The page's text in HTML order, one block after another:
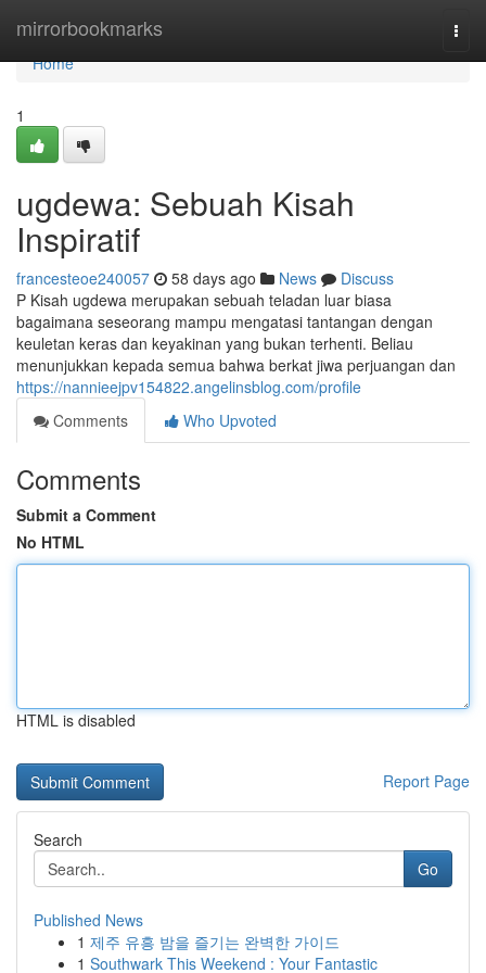
mirrorbookmarks
Home
Home
1
ugdewa: Sebuah Kisah
Inspiratif
francesteoe240057 58 days ago News
Discuss
P Kisah ugdewa merupakan sebuah teladan luar biasa
bagaimana seseorang mampu mengatasi tantangan dengan
keuletan keras dan keyakinan yang bukan terhenti. Beliau
menunjukkan kepada semua bahwa berkat jiwa perjuangan dan
https://nannieejpv154822.angelinsblog.com/profile
Comments
Who Upvoted
Comments
Submit a Comment
No HTML
HTML is disabled
Report Page
Search
Go
Published News
1 제주 유흥 밤을 즐기는 완벽한 가이드
1 Southwark This Weekend : Your Fantastic